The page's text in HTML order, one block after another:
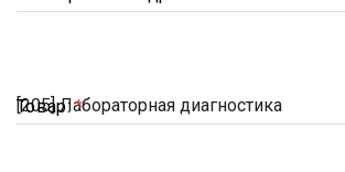
Товар:*